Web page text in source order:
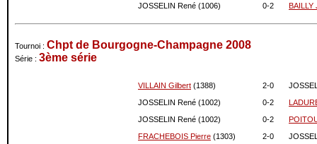
JOSSELIN René (1006)
0-2 BAILLY
Tournoi : Chpt de Bourgogne-Champagne 2008
Série : 3ème série
VILLAIN Gilbert (1388) 2-0
JOSSELIN René (1002)
0-2
JOSSELIN René (1002)
0-2
FRACHEBOIS Pierre (1303) 2-0